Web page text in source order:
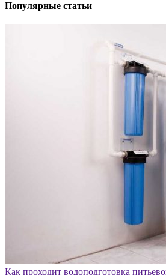
Популярные статьи
Как проходит водоподготовка